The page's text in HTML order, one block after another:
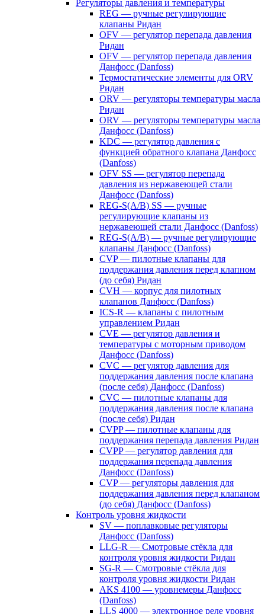
Регуляторы давления и температуры
REG — ручные регулирующие
клапаны Ридан
OFV — регулятор перепада давления
Ридан
OFV — регулятор перепада давления
Данфосс (Danfoss)
Термостатические элементы для ORV
Ридан
ORV — регуляторы температуры масла
Ридан
ORV — регуляторы температуры масла
Данфосс (Danfoss)
KDC — регулятор давления с
функцией обратного клапана Данфосс
(Danfoss)
OFV SS — регулятор перепада
давления из нержавеющей стали
Данфосс (Danfoss)
REG-S(A/B) SS — ручные
регулирующие клапаны из
нержавеющей стали Данфосс (Danfoss)
REG-S(A/B) — ручные регулирующие
клапаны Данфосс (Danfoss)
CVP — пилотные клапаны для
поддержания давления перед клапном
(до себя) Ридан
CVH — корпус для пилотных
клапанов Данфосс (Danfoss)
ICS-R — клапаны с пилотным
управлением Ридан
CVE — регулятор давления и
температуры с моторным приводом
Данфосс (Danfoss)
CVС — регулятор давления для
поддержания давления после клапана
(после себя) Данфосс (Danfoss)
CVС — пилотные клапаны для
поддержания давления после клапана
(после себя) Ридан
CVPP — пилотные клапаны для
поддержания перепада давления Ридан
CVPP — регулятор давления для
поддержания перепада давления
Данфосс (Danfoss)
CVP — регуляторы давления для
поддержания давления перед клапаном
(до себя) Данфосс (Danfoss)
Контроль уровня жидкости
SV — поплавковые регуляторы
Данфосс (Danfoss)
LLG-R — Смотровые стёкла для
контроля уровня жидкости Ридан
SG-R — Смотровые стёкла для
контроля уровня жидкости Ридан
AKS 4100 — уровнемеры Данфосс
(Danfoss)
LLS 4000 — электронное реле уровня